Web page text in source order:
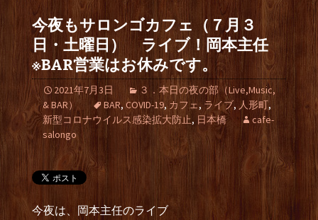
今夜もサロンゴカフェ（７月３
日・土曜日） ライブ！岡本主任
※BAR営業はお休みです。
2021年7月3日
３．本日の夜の部（Live,Music,
& BAR）
BAR, COVID-19, カフェ, ライブ, 人形町,
新型コロナウイルス感染拡大防止, 日本橋
cafe-
salongo
今夜は、岡本主任のライブ